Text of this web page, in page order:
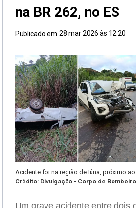
na BR 262, no ES
Publicado em 28 mar 2026 às 12:20
Acidente foi na região de Iúna, próximo ao
Crédito: Divulgação - Corpo de
Um grave acidente entre dois